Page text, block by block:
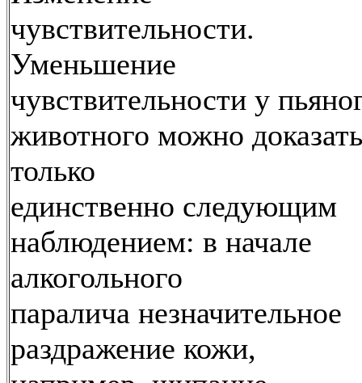
чувствительности.
Уменьшение
чувствительности у
животного можно доказать
только
единственно следующим
наблюдением: в начале
алкогольного
паралича незначительное
раздражение кожи,